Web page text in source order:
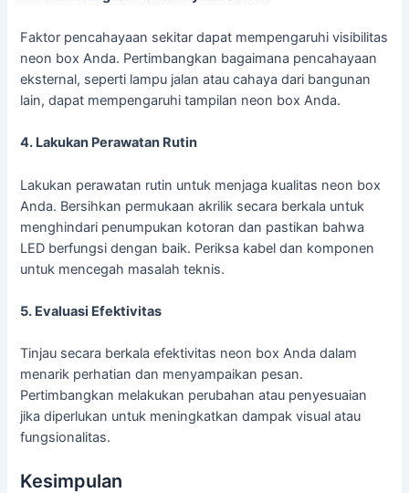
Faktor pencahayaan sekitar dapat mempengaruhi visibilitas
neon box Anda. Pertimbangkan bagaimana pencahayaan
eksternal, seperti lampu jalan atau cahaya dari bangunan
lain, dapat mempengaruhi tampilan neon box Anda.
4. Lakukan Perawatan Rutin
Lakukan perawatan rutin untuk menjaga kualitas neon box
Anda. Bersihkan permukaan akrilik secara berkala untuk
menghindari penumpukan kotoran dan pastikan bahwa
LED berfungsi dengan baik. Periksa kabel dan komponen
untuk mencegah masalah teknis.
5. Evaluasi Efektivitas
Tinjau secara berkala efektivitas neon box Anda dalam
menarik perhatian dan menyampaikan pesan.
Pertimbangkan melakukan perubahan atau penyesuaian
jika diperlukan untuk meningkatkan dampak visual atau
fungsionalitas.
Kesimpulan